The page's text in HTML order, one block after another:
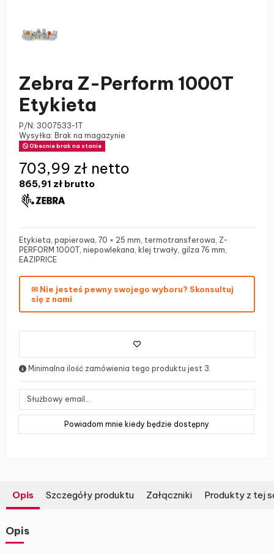
Zebra Z-Perform 1000T
Etykieta
P/N: 3007533-1T
Wysyłka: Brak na magazynie
Obecnie brak na stanie
865,91 zł brutto
703,99 zł netto
Etykieta, papierowa, 70 × 25 mm, termotransferowa, Z-
PERFORM 1000T, niepowlekana, klej trwały, gilza 76 mm,
EAZIPRICE
✉ Nie jesteś pewny swojego wyboru? Skonsultuj
się z nami
Minimalna ilość zamówienia tego produktu jest 3.
Opis Szczegóły produktu Załączniki Produkty z tej
Opis